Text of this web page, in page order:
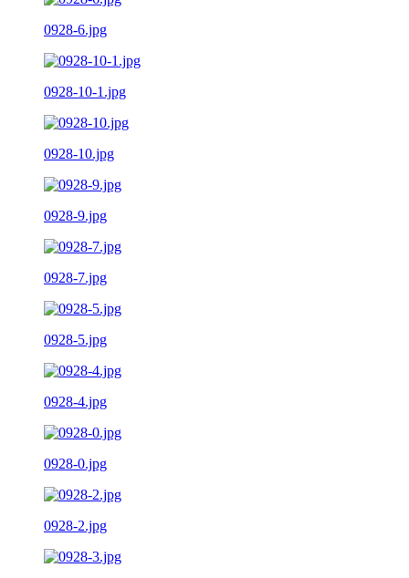
0928-6.jpg
0928-10-1.jpg
0928-10.jpg
0928-9.jpg
0928-7.jpg
0928-5.jpg
0928-4.jpg
0928-0.jpg
0928-2.jpg